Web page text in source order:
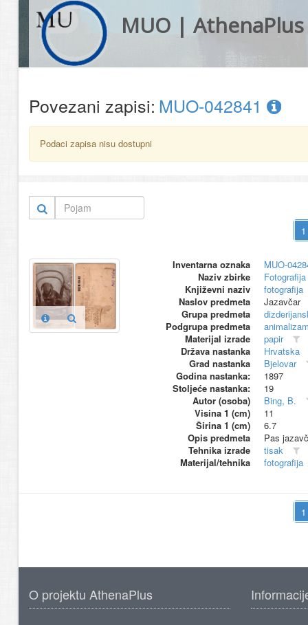
MUO | AthenaPlus
Povezani zapisi: MUO-042841
Podaci zapisa nisu dostupni
Inventarna oznaka
MUO-
Naziv zbirke
Književni naziv
fotografija
Naslov predmeta
Jazavčar
Grupa predmeta
Podgrupa predmeta
Materijal izrade
papir
Država nastanka
Hrvatska
Grad nastanka
Bjelovar
Godina nastanka:
1897
Stoljeće nastanka:
19
Autor (osoba)
Bing, B.
Visina 1 (cm)
11
Širina 1 (cm)
6.7
Opis predmeta
Pas
Tehnika izrade
tisak
Materijal/tehnika
fotografija
O projektu AthenaPlus